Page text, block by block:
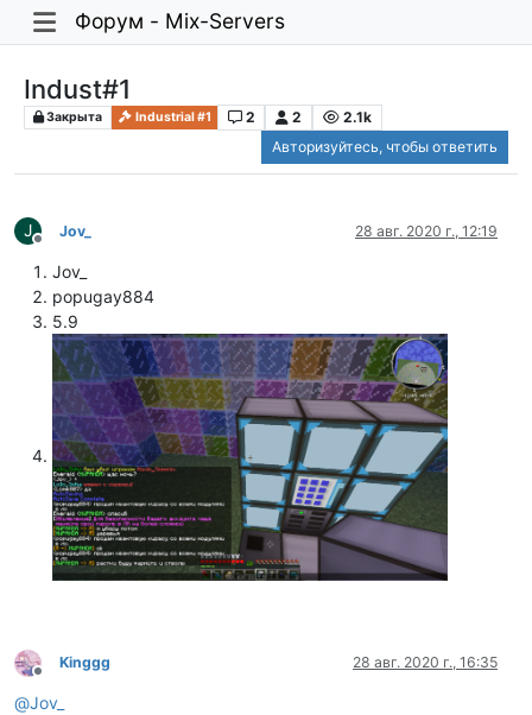
Форум - Mix-Servers
Indust#1
Закрыта Industrial #1 2 2
2.1k
Авторизуйтесь, чтобы ответить
J
Не в сети
Jov_ 28 авг. 2020 г., 12:19
Jov_
popugay884
5.9
Не в сети
Kinggg 28 авг. 2020 г., 16:35
@Jov_